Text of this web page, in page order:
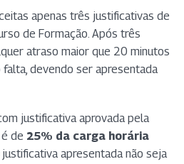
apenas três justificativas de
de Formação. Após três
atraso maior que 20 minutos
devendo ser apresentada
justificativa aprovada pela
de 25% da carga horária
justificativa apresentada não seja